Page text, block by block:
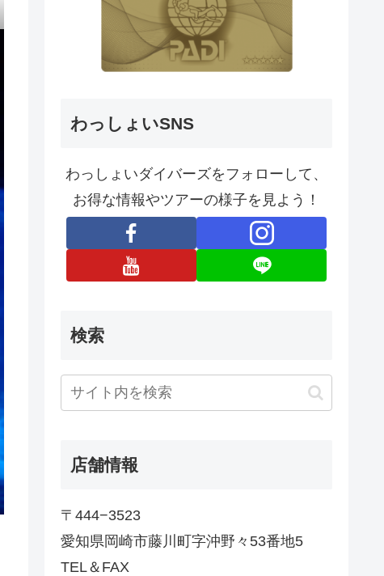
わっしょいSNS
わっしょいダイバーズをフォローして、
お得な情報やツアーの様子を見よう！
検索
店舗情報
〒444−3523
愛知県岡崎市藤川町字沖野々53番地5
TEL＆FAX